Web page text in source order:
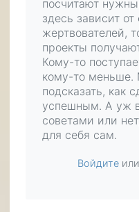
посчитают
здесь зависит от
жертвователей,
проекты
Кому-то
кому-то
подсказать, как
успешным. А уж
советами или
для себя сам.
Войдите или